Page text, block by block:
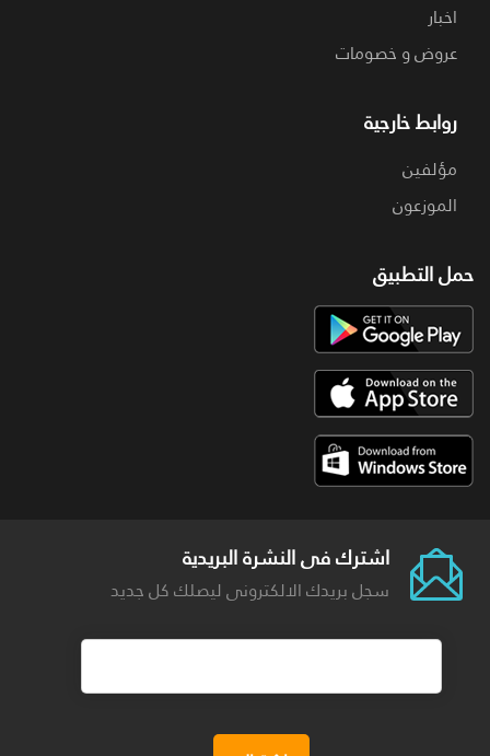
اخبار
عروض و خصومات
روابط خارجية
مؤلفين
الموزعون
حمل التطبيق
اشترك فى النشرة البريدية
سجل بريدك الالكترونى ليصلك كل جديد